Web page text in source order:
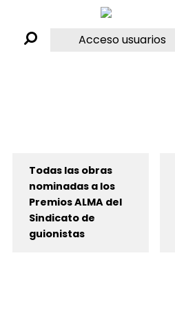
Acceso usuarios
Todas las obras
nominadas a los
Premios ALMA del
Sindicato de
guionistas